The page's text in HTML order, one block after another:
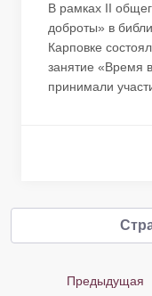
В рамках II
доброты» в
Карповке
занятие «Время
принимали
Предыдущая